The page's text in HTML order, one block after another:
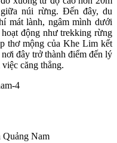
núi rừng. Đến đây, du
mát lành, ngâm mình dưới
động như trekking rừng
thơ mộng của Khe Lim kết
đây trở thành điểm đến lý
căng thẳng.
Nam